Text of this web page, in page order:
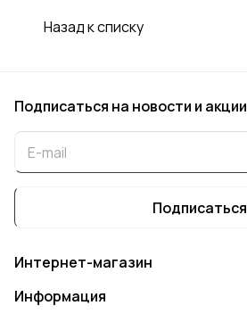
Назад к списку
Подписаться на новости и акции
Подписаться
Интернет-магазин
Информация